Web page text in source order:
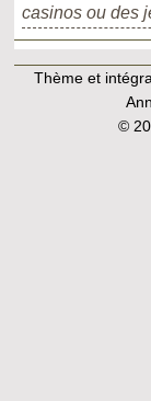
casinos ou des
Thème et
©